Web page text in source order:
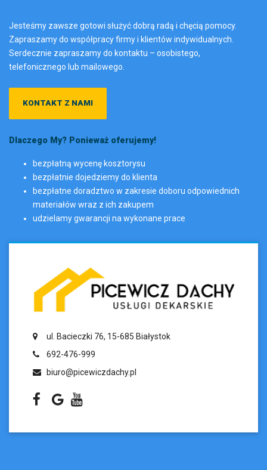
Jesteśmy zawsze gotowi służyć dobrą radą i chęcią pomocy.
Zapraszamy do współpracy firmy i klientów indywidualnych.
Serdecznie zapraszamy do kontaktu – osobistego,
telefonicznego lub mailowego.
KONTAKT Z NAMI
Dlaczego My? Ponieważ oferujemy!
bezpłatną wycenę kosztorysu
bezpłatnie dojedziemy do klienta
bezpłatne doradztwo w zakresie doboru odpowiednich
materiałów wraz z ich zakupem
udzielamy gwarancji na wykonane prace
ul. Bacieczki 76, 15-685 Białystok
692-476-999
biuro@picewiczdachy.pl